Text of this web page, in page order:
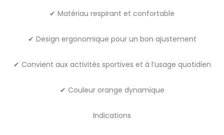
✔ Matériau respirant et confortable
✔ Design ergonomique pour un bon ajustement
✔ Convient aux activités sportives et à l’usage quotidien
✔ Couleur orange dynamique
Indications